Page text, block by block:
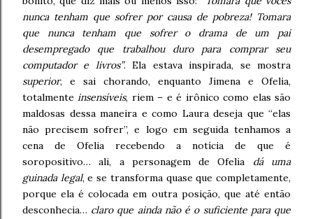
nunca tenham que sofrer por causa de pobreza! Tomara
que nunca tenham que sofrer o drama de um pai
desempregado que trabalhou duro para comprar seu
computador e livros”. Ela estava inspirada, se mostra
superior, e sai chorando, enquanto Jimena e Ofelia,
totalmenteinsensíveis, riem – e é irônico como elas são
maldosas dessa maneira e como Laura deseja que “elas
não precisem sofrer”, e logo em seguida tenhamos a
cena de Ofelia recebendo a notícia de que é
soropositivo… ali, a personagem de Ofelia dá uma
guinada legal, e se transforma quase que completamente,
porque ela é colocada em outra posição, que até então
desconhecia… claro que ainda não é o suficiente para que